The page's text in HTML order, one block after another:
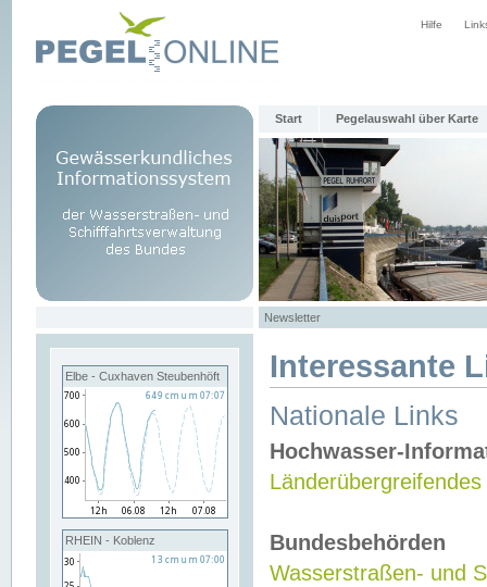
Hilfe
Start Pegelauswahl über Karte
Newsletter
Elbe - Cuxhaven Steubenhöft
RHEIN - Koblenz
Interessante
Nationale Links
Hochwasser-
Bundesbehörden
Wasserstraßen- und